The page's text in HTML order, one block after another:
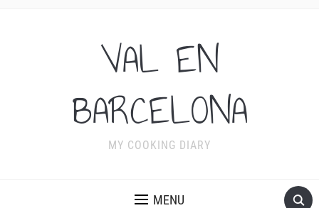
VAL EN
BARCELONA
MY COOKING DIARY
MENU